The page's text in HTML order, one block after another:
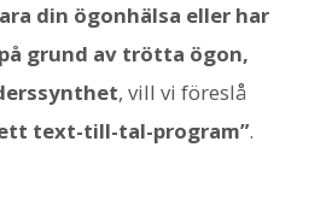
din ögonhälsa eller har
grund av trötta ögon,
, vill vi föreslå
text-till-tal-program”.